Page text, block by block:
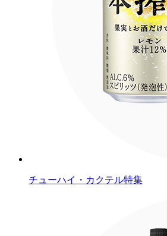
チューハイ・カクテル特集